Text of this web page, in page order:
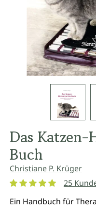
Das
Buch
Christiane P. Krüger
25
Ein Handbuch für